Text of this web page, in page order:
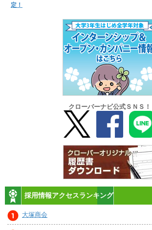
定！
クローバーナビ公式ＳＮＳ！
採用情報アクセスランキング
大塚商会